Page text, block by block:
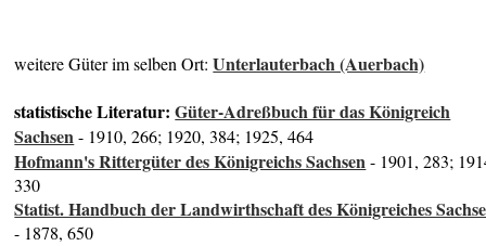
weitere Güter im selben Ort:Unterlauterbach (Auerbach)
statistische Literatur:Güter-Adreßbuch für das Königreich
Sachsen- 1910, 266; 1920, 384; 1925, 464
Hofmann's Rittergüter des Königreichs Sachsen- 1901, 283;
330
Statist. Handbuch der Landwirthschaft des Königreiches
- 1878, 650